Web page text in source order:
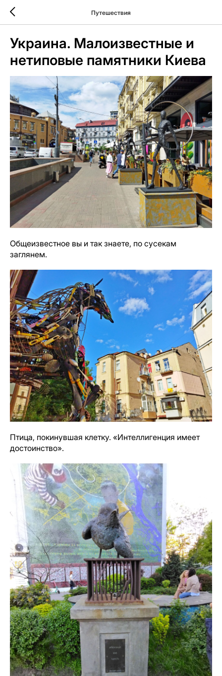
Путешествия
Украина. Малоизвестные и
нетиповые памятники Киева
Общеизвестное вы и так знаете, по сусекам
заглянем.
Птица, покинувшая клетку. «Интеллигенция имеет
достоинство».